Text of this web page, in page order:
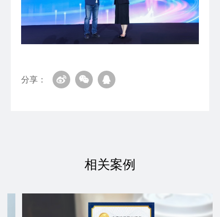
分享：
相关案例